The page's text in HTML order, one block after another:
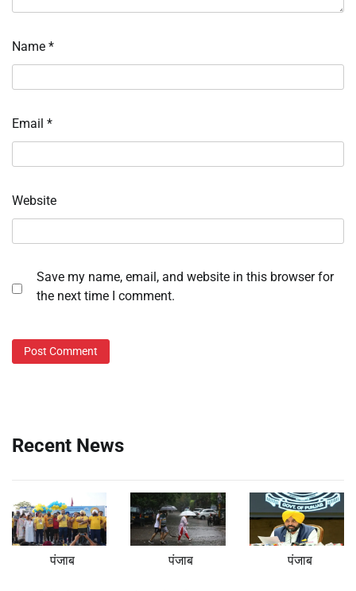
Name *
Email *
Website
Save my name, email, and website in this browser for
the next time I comment.
Recent News
पंजाब पंजाब पंजाब